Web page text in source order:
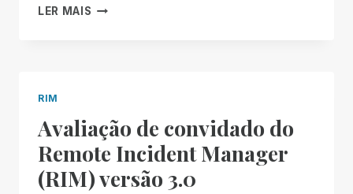
LER MAIS FINALMENTE!
RIM
Avaliação de convidado do
Remote Incident Manager
(RIM) versão 3.0